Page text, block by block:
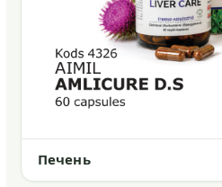
Печень